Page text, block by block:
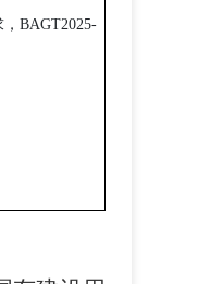
，BAGT2025-